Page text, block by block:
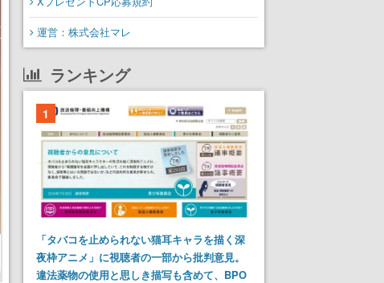
運営：株式会社マレ
ランキング
1
「タバコを止められない猫耳キャラを描く深
夜枠アニメ」に視聴者の一部から批判意見。
違法薬物の使用と思しき描写も含めて、BPO